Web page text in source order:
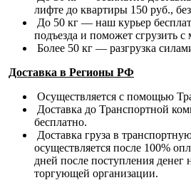
лифте до квартиры 150 руб.,
До 50 кг — наш курьер
подъезда и поможет сгрузить
Более 50 кг — разгрузка
Доставка в Регионы РФ
Осуществляется с помощью
Доставка до Транспортной
бесплатно.
Доставка груза в
осуществляется после 100%
дней после поступления денег
торгующей организации.